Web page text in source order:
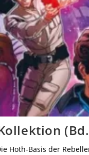
Hoth-Basis der